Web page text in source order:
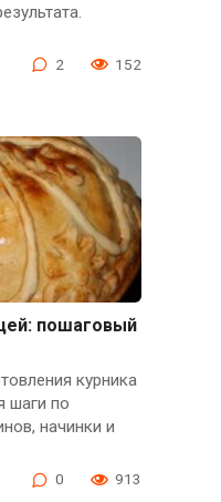
2 152
пошаговый
курника
шаги по
начинки и
0 913